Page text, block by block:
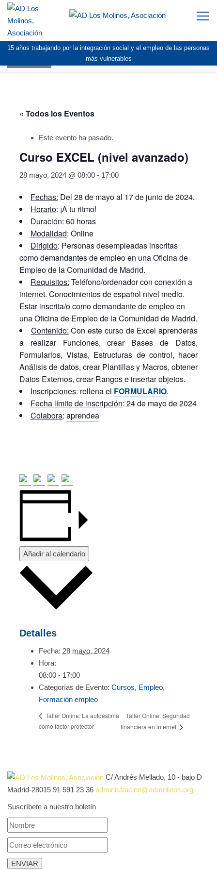
15 años trabajando por la integración social y el empleo de las personas
más vulnerables
« Todos los Eventos
Este evento ha pasado.
Curso EXCEL (nivel avanzado)
28 mayo, 2024 @ 08:00 - 17:00
Fechas: Del 28 de mayo al 17 de junio de 2024.
Horario: ¡A tu ritmo!
Duración: 60 horas
Modalidad: Online
Dirigido: Personas desempleadas inscritas
como demandantes de empleo en una Oficina de
Empleo de la Comunidad de Madrid.
Requisitos: Teléfono/ordenador con conexión a
internet. Conocimientos de español nivel medio.
Estar inscrita/o como demandante de empleo en
una Oficina de Empleo de la Comunidad de Madrid.
Contenido: Con este curso de Excel aprenderás
a realizar Funciones, crear Bases de Datos,
Formularios, Vistas, Estructuras de control, hacer
Análisis de datos, crear Plantillas y Macros, obtener
Datos Externos, crear Rangos e insertar objetos.
Inscripciones: rellena el FORMULARIO.
Fecha límite de inscripción: 24 de mayo de 2024
Colabora: aprendea
Añadir al calendario
Detalles
Fecha: 28 mayo, 2024
Hora:
08:00 - 17:00
Categorías de Evento: Cursos, Empleo,
Formación empleo
Taller Online: La autoestima
como factor protector
Taller Online: Seguridad
financiera en internet
C/ Andrés Mellado, 10 - bajo D
Madrid-28015 91 591 23 36 administracion@admolinos.org
Suscríbete a nuestro boletín